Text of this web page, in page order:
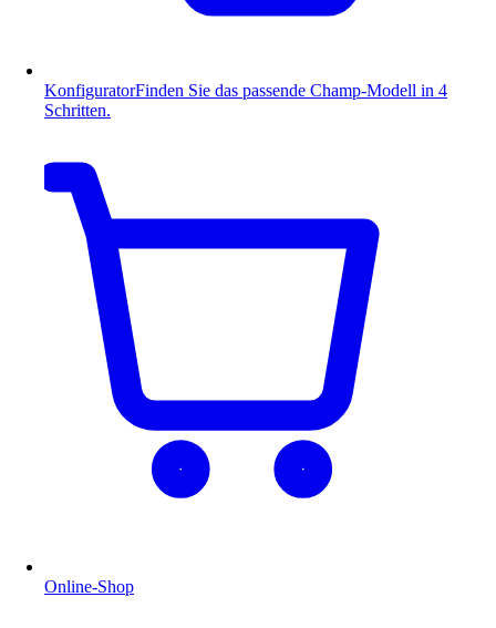
KonfiguratorFinden Sie das passende Champ-Modell in 4
Schritten.
Online-Shop